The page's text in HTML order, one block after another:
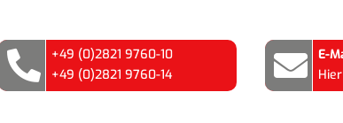

+49 (0)2821 9760-10
+49 (0)2821 9760-14

E-